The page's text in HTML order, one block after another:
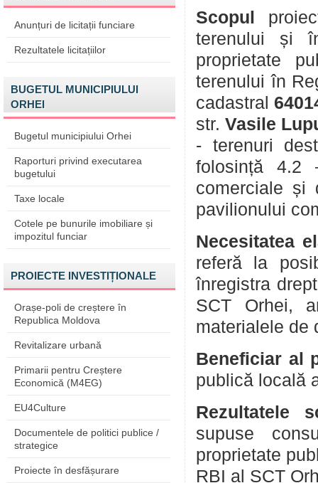
Anunțuri de licitații funciare
Rezultatele licitațiilor
BUGETUL MUNICIPIULUI
ORHEI
Bugetul municipiului Orhei
Raporturi privind executarea
bugetului
Taxe locale
Cotele pe bunurile imobiliare și
impozitul funciar
PROIECTE INVESTIȚIONALE
Orașe-poli de creștere în
Republica Moldova
Revitalizare urbană
Primarii pentru Creștere
Economică (M4EG)
EU4Culture
Documentele de politici publice /
strategice
Proiecte în desfășurare
Scopul
terenului și
proprietate
terenului în
cadastral
str.Vasile
- terenuri
folosință 4.2
comerciale și
pavilionului
Necesitatea
referă la
înregistra
SCT Orhei,
materialele de
Beneficiar al
publică locală
Rezultatele
supuse
proprietate
RBI al SCT